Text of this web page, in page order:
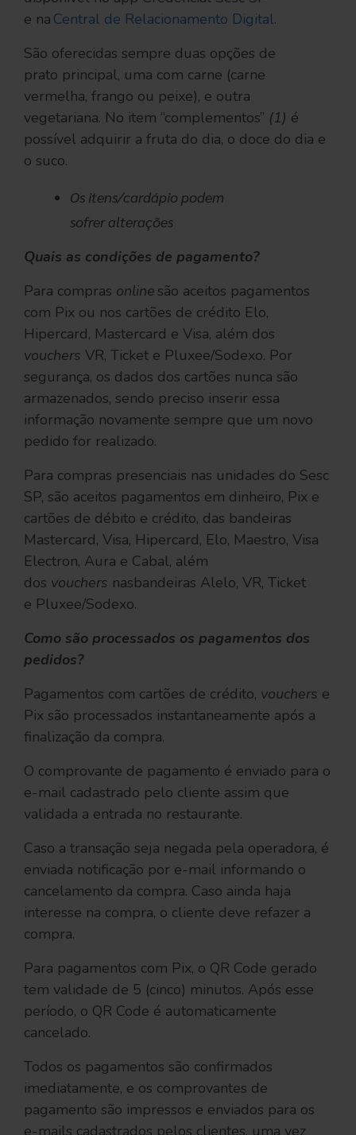
e na Central de Relacionamento Digital.
São oferecidas sempre duas opções de
prato principal, uma com carne (carne
vermelha, frango ou peixe), e outra
vegetariana. No item “complementos” (1) é
possível adquirir a fruta do dia, o doce do dia e
o suco.
Os itens/cardápio podem
sofrer alterações
Quais as condições de pagamento?
Para compras onlinesão aceitos pagamentos
com Pix ou nos cartões de crédito Elo,
Hipercard, Mastercard e Visa, além dos
vouchers VR, Ticket e Pluxee/Sodexo. Por
segurança, os dados dos cartões nunca são
armazenados, sendo preciso inserir essa
informação novamente sempre que um novo
pedido for realizado.
Para compras presenciais nas unidades do Sesc
SP, são aceitos pagamentos em dinheiro, Pix e
cartões de débito e crédito, das bandeiras
Mastercard, Visa, Hipercard, Elo, Maestro, Visa
Electron, Aura e Cabal, além
dos vouchers nasbandeiras Alelo, VR, Ticket
e Pluxee/Sodexo.
Como são processados os pagamentos dos
pedidos?
Pagamentos com cartões de crédito, vouchers e
Pix são processados instantaneamente após a
finalização da compra.
O comprovante de pagamento é enviado para o
e-mail cadastrado pelo cliente assim que
validada a entrada no restaurante.
Caso a transação seja negada pela operadora, é
enviada notificação por e-mail informando o
cancelamento da compra. Caso ainda haja
interesse na compra, o cliente deve refazer a
compra.
Para pagamentos com Pix, o QR Code gerado
tem validade de 5 (cinco) minutos. Após esse
período, o QR Code é automaticamente
cancelado.
Todos os pagamentos são confirmados
imediatamente, e os comprovantes de
pagamento são impressos e enviados para os
e-mails cadastrados pelos clientes, uma vez